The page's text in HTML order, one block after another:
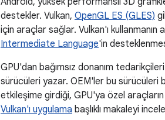
destekler. Vulkan, OpenGL ES (GLES)
için araçlar sağlar. Vulkan'ı kullanmanın
Intermediate Language'in
GPU'dan bağımsız donanım
sürücüleri yazar. OEM'ler bu sürücüleri
etkileşime girdiği, GPU'ya özel araçların
Vulkan'ı uygulama başlıklı makaleyi